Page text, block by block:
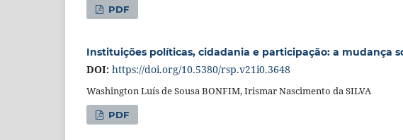
PDF
Instituições políticas, cidadania e participação: a mudança
DOI: https://doi.org/10.5380/rsp.v21i0.3648
Washington Luís de Sousa BONFIM, Irismar Nascimento da SILVA
PDF